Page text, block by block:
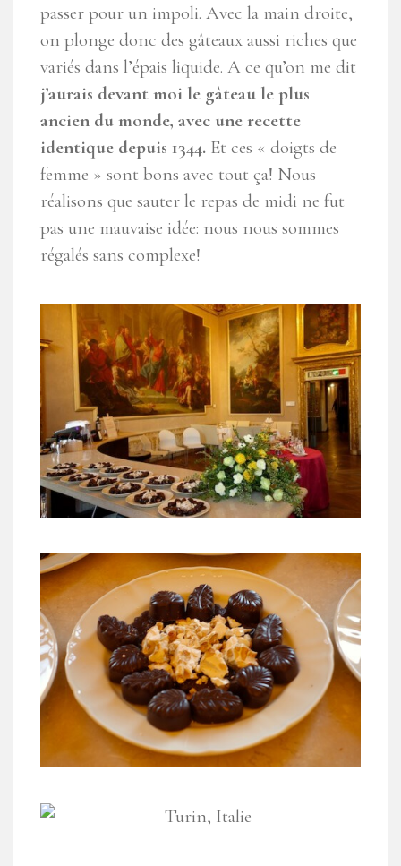
passer pour un impoli. Avec la main droite,
on plonge donc des gâteaux aussi riches que
variés dans l’épais liquide. A ce qu’on me dit
j’aurais devant moi le gâteau le plus
ancien du monde, avec une recette
identique depuis 1344. Et ces « doigts de
femme » sont bons avec tout ça! Nous
réalisons que sauter le repas de midi ne fut
pas une mauvaise idée: nous nous sommes
régalés sans complexe!